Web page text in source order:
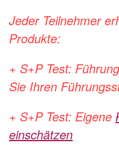
Jeder Teilnehmer
Produkte:
+ S+P Test:
Sie Ihren
+ S+P Test: Eigene
einschätzen